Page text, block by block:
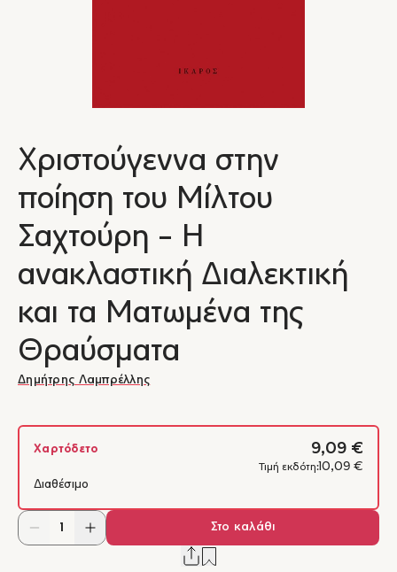
Χριστούγεννα στην
ποίηση του Μίλτου
Σαχτούρη - Η
ανακλαστική Διαλεκτική
και τα Ματωμένα της
Θραύσματα
Δημήτρης Λαμπρέλλης
Χαρτόδετο 9,09 €
Τιμή εκδότη: 10,09 €
Διαθέσιμο
Στο καλάθι